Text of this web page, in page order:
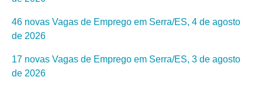
46 novas Vagas de Emprego em Serra/ES, 4 de agosto
de 2026
17 novas Vagas de Emprego em Serra/ES, 3 de agosto
de 2026